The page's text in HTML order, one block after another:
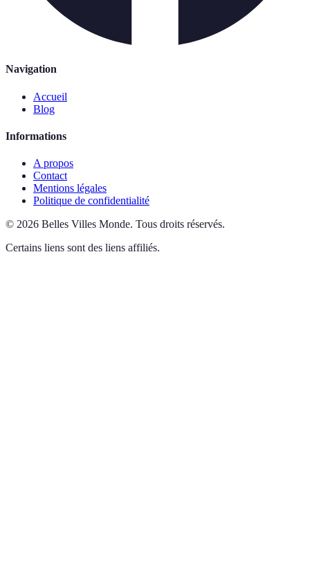
Navigation
Accueil
Blog
Informations
A propos
Contact
Mentions légales
Politique de confidentialité
© 2026 Belles Villes Monde. Tous droits réservés.
Certains liens sont des liens affiliés.